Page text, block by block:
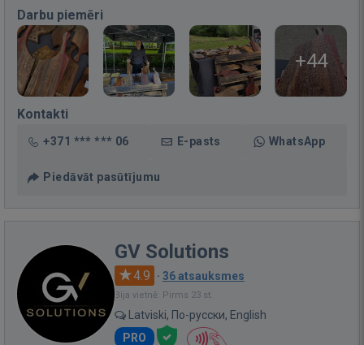
Darbu piemēri
+44
Kontakti
+371 *** *** 06 E-pasts WhatsApp
Piedāvāt pasūtījumu
GV Solutions
4.9 · 36 atsauksmes
Bija vietnē: Pirms 23 st.
Latviski, По-русски, English
PRO